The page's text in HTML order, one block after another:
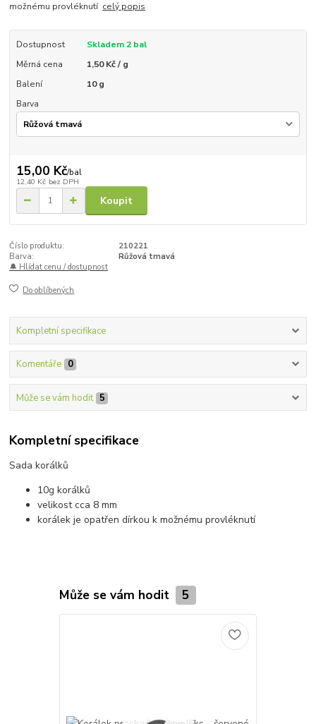
možnému provléknutí celý popis
Dostupnost
Skladem 2 bal
Měrná cena
1,50 Kč / g
Balení
10 g
Barva
15,00 Kč/bal
12,40 Kč bez DPH
Koupit
Číslo produktu:
210221
Barva:
Růžová tmavá
🔔 Hlídat cenu / dostupnost
Do oblíbených
Kompletní specifikace
Komentáře 0
Může se vám hodit 5
Kompletní specifikace
Sada korálků
10g korálků
velikost cca 8 mm
korálek je opatřen dírkou k možnému provléknutí
Může se vám hodit 5